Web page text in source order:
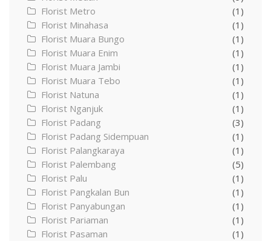
Florist Metro
(1)
Florist Minahasa
(1)
Florist Muara Bungo
(1)
Florist Muara Enim
(1)
Florist Muara Jambi
(1)
Florist Muara Tebo
(1)
Florist Natuna
(1)
Florist Nganjuk
(1)
Florist Padang
(3)
Florist Padang Sidempuan
(1)
Florist Palangkaraya
(1)
Florist Palembang
(5)
Florist Palu
(1)
Florist Pangkalan Bun
(1)
Florist Panyabungan
(1)
Florist Pariaman
(1)
Florist Pasaman
(1)